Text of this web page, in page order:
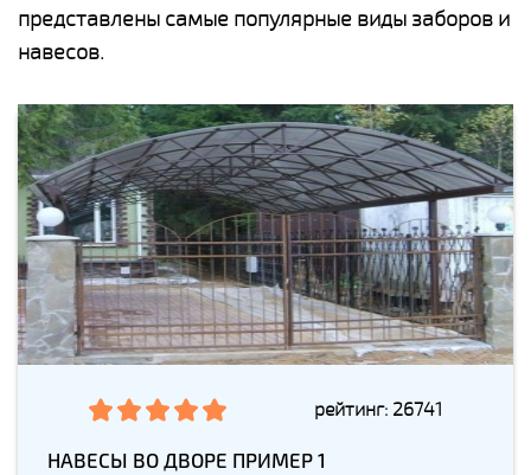
представлены самые популярные виды заборов и
навесов.
рейтинг: 26741
НАВЕСЫ ВО ДВОРЕ ПРИМЕР 1